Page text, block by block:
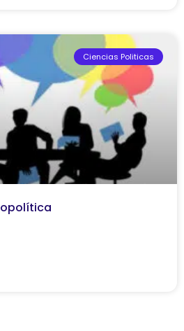
Ciencias Politicas